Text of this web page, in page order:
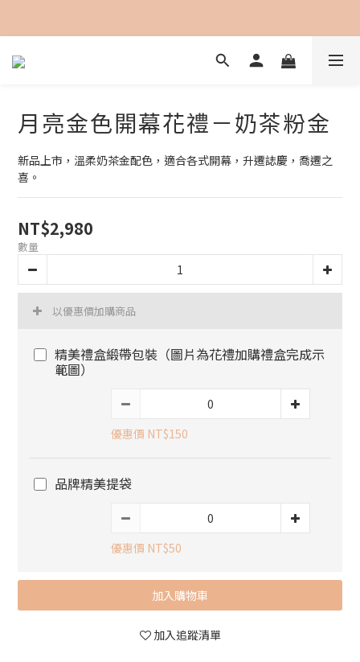
加入會員即可享用購物金100元折抵
月亮金色開幕花禮－奶茶粉金
新品上市，溫柔奶茶金配色，適合各式開幕，升遷誌慶，喬遷之
喜。
NT$2,980
數量
以優惠價加購商品
精美禮盒緞帶包裝（圖片為花禮加購禮盒完成示
範圖）
優惠價 NT$150
品牌精美提袋
優惠價 NT$50
加入購物車
加入追蹤清單